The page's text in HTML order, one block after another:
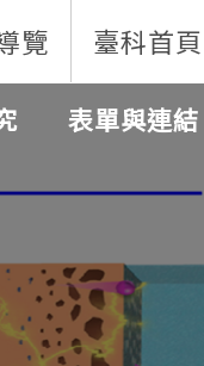
覽 臺科首頁
表單與連結